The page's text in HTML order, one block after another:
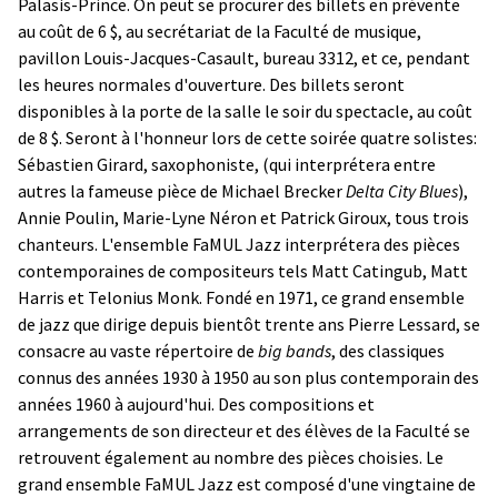
au coût de 6 $, au secrétariat de la Faculté de musique,
pavillon Louis-Jacques-Casault, bureau 3312, et ce, pendant
les heures normales d'ouverture. Des billets seront
disponibles à la porte de la salle le soir du spectacle, au coût
de 8 $. Seront à l'honneur lors de cette soirée quatre solistes:
Sébastien Girard, saxophoniste, (qui interprétera entre
autres la fameuse pièce de Michael BreckerDelta City Blues),
Annie Poulin, Marie-Lyne Néron et Patrick Giroux, tous trois
chanteurs. L'ensemble FaMUL Jazz interprétera des pièces
contemporaines de compositeurs tels Matt Catingub, Matt
Harris et Telonius Monk. Fondé en 1971, ce grand ensemble
de jazz que dirige depuis bientôt trente ans Pierre Lessard, se
consacre au vaste répertoire de big bands, des classiques
connus des années 1930 à 1950 au son plus contemporain des
années 1960 à aujourd'hui. Des compositions et
arrangements de son directeur et des élèves de la Faculté se
retrouvent également au nombre des pièces choisies. Le
grand ensemble FaMUL Jazz est composé d'une vingtaine de